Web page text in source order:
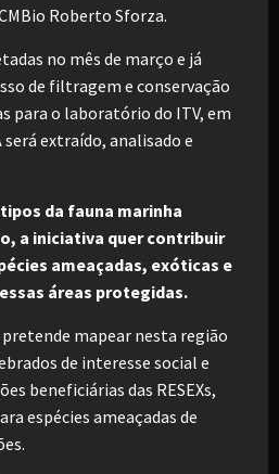
Roberto Sforza.
no mês de março e já
de filtragem e conservação
para o laboratório do ITV, em
será extraído, analisado e
da fauna marinha
a iniciativa quer contribuir
ameaçadas, exóticas e
áreas protegidas.
mapear nesta região
de interesse social e
beneficiárias das RESEXs,
espécies ameaçadas de